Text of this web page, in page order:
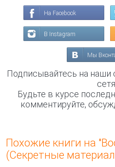
На Facebook
В Instagram
Мы
Подписывайтесь на наши
Будьте в курсе
комментируйте,
Похожие книги на
(Секретные